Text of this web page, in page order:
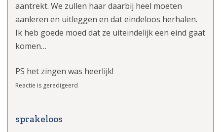
aantrekt. We zullen haar daarbij heel moeten
aanleren en uitleggen en dat eindeloos herhalen.
Ik heb goede moed dat ze uiteindelijk een eind gaat
komen…
PS het zingen was heerlijk!
Reactie is geredigeerd
sprakeloos